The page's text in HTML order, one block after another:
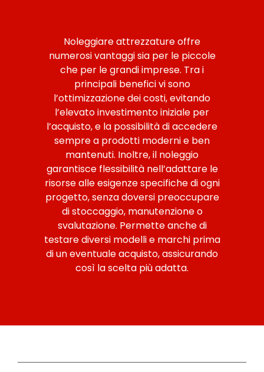
Noleggiare attrezzature offre
numerosi vantaggi sia per le piccole
che per le grandi imprese. Tra i
principali benefici vi sono
l’ottimizzazione dei costi, evitando
l’elevato investimento iniziale per
l’acquisto, e la possibilità di accedere
sempre a prodotti moderni e ben
mantenuti. Inoltre, il noleggio
garantisce flessibilità nell’adattare le
risorse alle esigenze specifiche di ogni
progetto, senza doversi preoccupare
di stoccaggio, manutenzione o
svalutazione. Permette anche di
testare diversi modelli e marchi prima
di un eventuale acquisto, assicurando
così la scelta più adatta.